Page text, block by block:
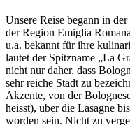
Unsere Reise begann in
der Region Emiglia
u.a. bekannt für ihre
lautet der Spitzname „La
nicht nur daher, dass
sehr reiche Stadt zu
Akzente, von der
heisst), über die Lasagne
worden sein. Nicht zu